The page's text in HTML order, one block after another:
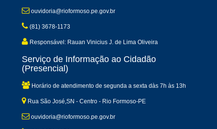
ouvidoria@rioformoso.pe.gov.br
(81) 3678-1173
Responsável: Rauan Vinicius J. de Lima Oliveira
Serviço de Informação ao Cidadão
(Presencial)
Horário de atendimento de segunda a sexta dàs 7h às 13h
Rua São José,SN - Centro - Rio Formoso-PE
ouvidoria@rioformoso.pe.gov.br